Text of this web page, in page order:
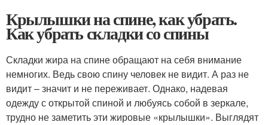
Крылышки на спине, как убрать.
Как убрать складки со спины
Складки жира на спине обращают на себя внимание
немногих. Ведь свою спину человек не видит. А раз не
видит – значит и не переживает. Однако, надевая
одежду с открытой спиной и любуясь собой в зеркале,
трудно не заметить эти жировые «крылышки». Выглядят